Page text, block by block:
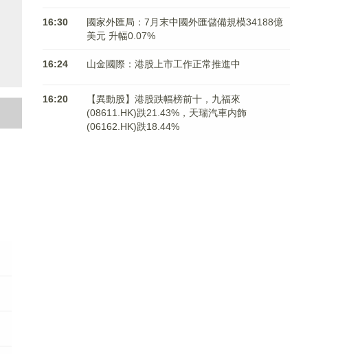
16:30
國家外匯局：7月末中國外匯儲備規模34188億
美元 升幅0.07%
16:24 山金國際：港股上市工作正常推進中
16:20
【異動股】港股跌幅榜前十，九福來
(08611.HK)跌21.43%，天瑞汽車内飾
(06162.HK)跌18.44%